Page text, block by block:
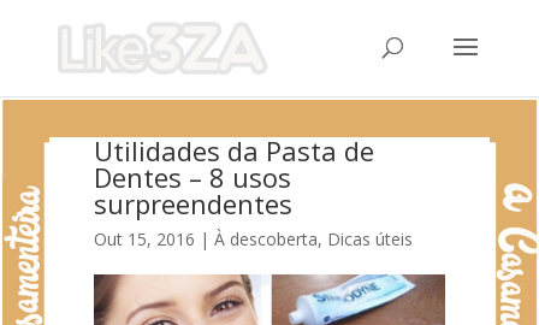
Utilidades da Pasta de
Dentes – 8 usos
surpreendentes
Out 15, 2016 | À descoberta, Dicas úteis